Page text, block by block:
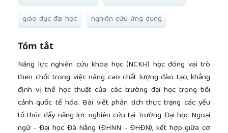
giáo dục đại học
nghiên cứu ứng dụng
Tóm tắt
Năng lực nghiên cứu khoa học (NCKH) học đóng vai trò
then chốt trong việc nâng cao chất lượng đào tạo, khẳng
định vị thế học thuật của các trường đại học trong bối
cảnh quốc tế hóa. Bài viết phân tích thực trạng các yếu
tố thúc đẩy năng lực nghiên cứu tại Trường Đại học Ngoại
ngữ - Đại học Đà Nẵng (ĐHNN - ĐHĐN), kết hợp giữa cơ